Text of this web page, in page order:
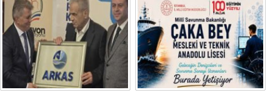
Başvurular 10 Ağustos 2026 tarihine
kadar devam edecek.
programları sektöre nitelikli personel
yetiştiriyor.